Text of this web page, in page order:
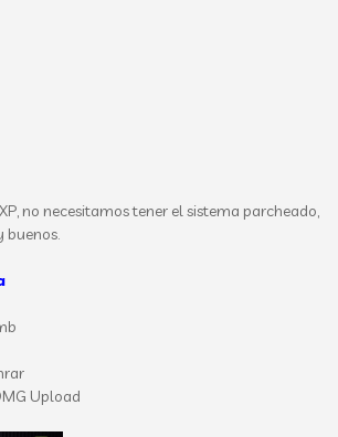
no necesitamos tener el sistema parcheado,
buenos.
Upload